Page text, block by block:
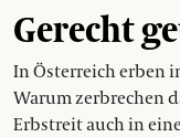
Gerecht
In Österreich erben
Warum zerbrechen
Erbstreit auch in